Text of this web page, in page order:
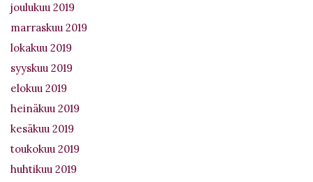
joulukuu 2019
marraskuu 2019
lokakuu 2019
syyskuu 2019
elokuu 2019
heinäkuu 2019
kesäkuu 2019
toukokuu 2019
huhtikuu 2019